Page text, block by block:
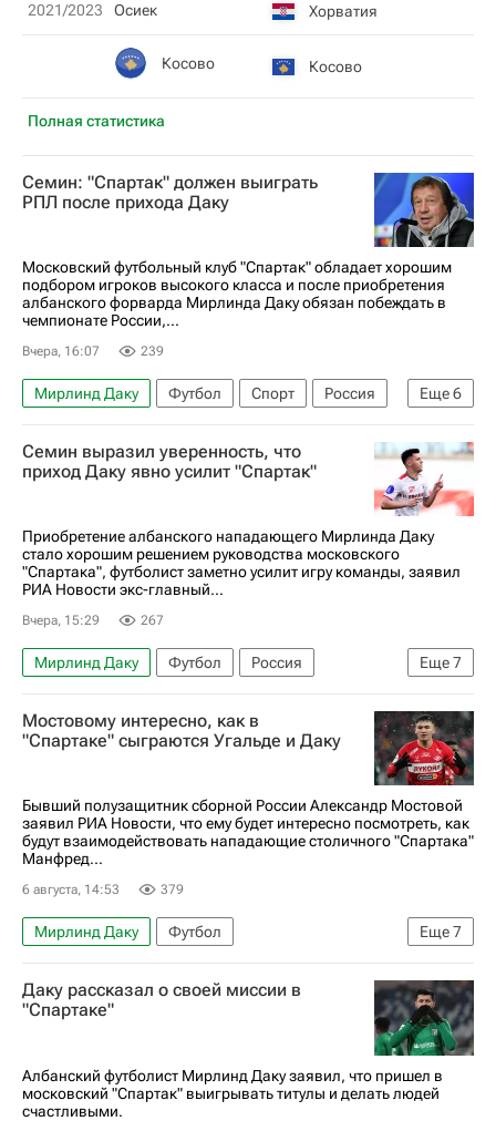
Полная статистика
2021/2023 Осиек Хорватия
Косово Косово
Семин: "Спартак" должен выиграть
РПЛ после прихода Даку
Московский футбольный клуб "Спартак" обладает хорошим
подбором игроков высокого класса и после приобретения
албанского форварда Мирлинда Даку обязан побеждать в
чемпионате России,...
Вчера, 16:07 239
Еще6
Мирлинд Даку Футбол Спорт
Россия
Юрий Семин
Александр Бухаров
Алехандро Домингес
Спартак Москва
Семин выразил уверенность, что
приход Даку явно усилит "Спартак"
Приобретение албанского нападающего Мирлинда Даку
стало хорошим решением руководства московского
"Спартака", футболист заметно усилит игру команды, заявил
РИА Новости экс-главный...
Вчера, 15:29 267
Еще7
Мирлинд Даку Футбол
Россия
Юрий Семин
Трансферы в РПЛ
Александр Бухаров
Алехандро Домингес
Рубин
Мостовому интересно, как в
"Спартаке" сыграются Угальде и Даку
Бывший полузащитник сборной России Александр Мостовой
заявил РИА Новости, что ему будет интересно посмотреть, как
будут взаимодействовать нападающие столичного "Спартака"
Манфред...
6 августа, 14:53 379
Еще7
Мирлинд Даку
Футбол
Александр Мостовой
Трансферы в РПЛ
Манфред Угальде
Спартак Москва
Рубин
РПЛ 2026-2027 (Чемпионат России по футболу)
Даку рассказал о своей миссии в
"Спартаке"
Албанский футболист Мирлинд Даку заявил, что пришел в
московский "Спартак" выигрывать титулы и делать людей
счастливыми.